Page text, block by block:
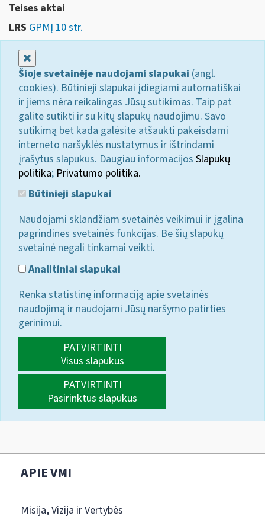
Teises aktai
LRS GPMĮ 10 str.
Šioje svetainėje naudojami slapukai (angl.
cookies). Būtinieji slapukai įdiegiami automatiškai
ir jiems nėra reikalingas Jūsų sutikimas. Taip pat
galite sutikti ir su kitų slapukų naudojimu. Savo
sutikimą bet kada galėsite atšaukti pakeisdami
interneto naršyklės nustatymus ir ištrindami
įrašytus slapukus. Daugiau informacijos Slapukų
politika; Privatumo politika.
Būtinieji slapukai
Naudojami sklandžiam svetainės veikimui ir įgalina
pagrindines svetainės funkcijas. Be šių slapukų
svetainė negali tinkamai veikti.
Analitiniai slapukai
Renka statistinę informaciją apie svetainės
naudojimą ir naudojami Jūsų naršymo patirties
gerinimui.
PATVIRTINTI
Visus slapukus
PATVIRTINTI
Pasirinktus slapukus
APIE VMI
Misija, Vizija ir Vertybės